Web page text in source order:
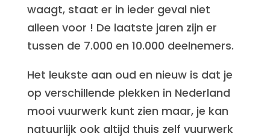
waagt, staat er in ieder geval niet
alleen voor ! De laatste jaren zijn er
tussen de 7.000 en 10.000 deelnemers.
Het leukste aan oud en nieuw is dat je
op verschillende plekken in Nederland
mooi vuurwerk kunt zien maar, je kan
natuurlijk ook altijd thuis zelf vuurwerk